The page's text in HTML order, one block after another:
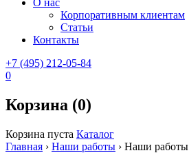
Корпоративным клиентам
Статьи
Контакты
+7 (495) 212-05-84
0
Корзина (0)
Корзина пуста Каталог
Главная › Наши работы › Наши работы